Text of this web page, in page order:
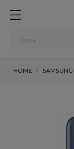
HOME SAMSUNG